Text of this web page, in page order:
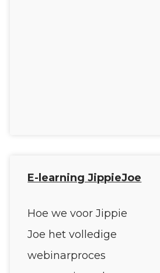
E-learning JippieJoe
Hoe we voor Jippie
Joe het volledige
webinarproces